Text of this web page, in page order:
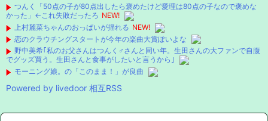
つんく「50点の子が80点出したら褒めたけど愛理は80点の子なので褒めな
かった」←これ失敗だったろ NEW!
上村麗菜ちゃんのおっぱいが揺れる NEW!
恋のクラウチングスタートが今年の楽曲大賞ぽいよな
野中美希｢私のお父さんはつんく♂さんと同い年。生田さんの大ファンで自腹
でグッズ買う。生田さんと食事がしたいと言うから｣
モーニング娘。の「このまま！」が良曲
Powered by livedoor 相互RSS